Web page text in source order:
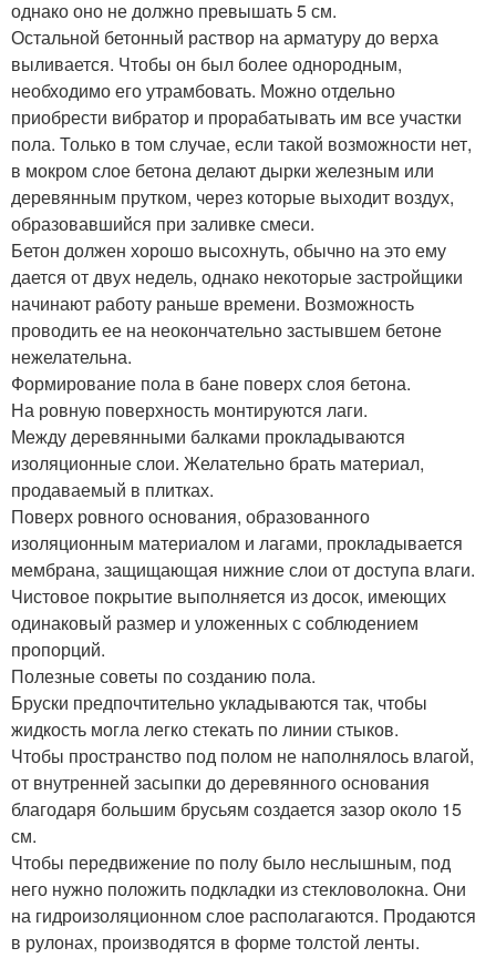
однако оно не должно превышать 5 см.
Остальной бетонный раствор на арматуру до верха
выливается. Чтобы он был более однородным,
необходимо его утрамбовать. Можно отдельно
приобрести вибратор и прорабатывать им все участки
пола. Только в том случае, если такой возможности нет,
в мокром слое бетона делают дырки железным или
деревянным прутком, через которые выходит воздух,
образовавшийся при заливке смеси.
Бетон должен хорошо высохнуть, обычно на это ему
дается от двух недель, однако некоторые застройщики
начинают работу раньше времени. Возможность
проводить ее на неокончательно застывшем бетоне
нежелательна.
Формирование пола в бане поверх слоя бетона.
На ровную поверхность монтируются лаги.
Между деревянными балками прокладываются
изоляционные слои. Желательно брать материал,
продаваемый в плитках.
Поверх ровного основания, образованного
изоляционным материалом и лагами, прокладывается
мембрана, защищающая нижние слои от доступа влаги.
Чистовое покрытие выполняется из досок, имеющих
одинаковый размер и уложенных с соблюдением
пропорций.
Полезные советы по созданию пола.
Бруски предпочтительно укладываются так, чтобы
жидкость могла легко стекать по линии стыков.
Чтобы пространство под полом не наполнялось влагой,
от внутренней засыпки до деревянного основания
благодаря большим брусьям создается зазор около 15
см.
Чтобы передвижение по полу было неслышным, под
него нужно положить подкладки из стекловолокна. Они
на гидроизоляционном слое располагаются. Продаются
в рулонах, производятся в форме толстой ленты.